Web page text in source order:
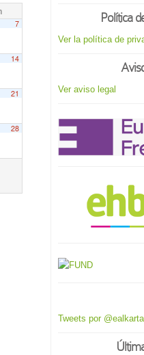
7
14
21
28
Política
Ver la política de
Ver aviso legal
Tweets por